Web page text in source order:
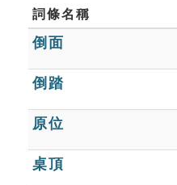
單字索引
生命大百科索引
遊戲專區
教學應用
貓頭鷹博士
詞條名稱
倒面
倒踏
原位
桌頂